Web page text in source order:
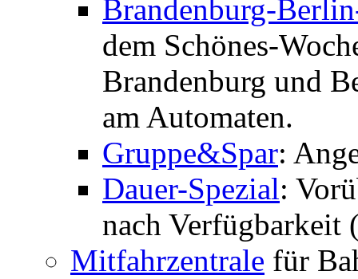
Brandenburg-
dem Schönes-
Brandenburg und
am Automaten.
Gruppe&Spar:
Dauer-Spezial:
nach Verfügbarkeit
Mitfahrzentrale für